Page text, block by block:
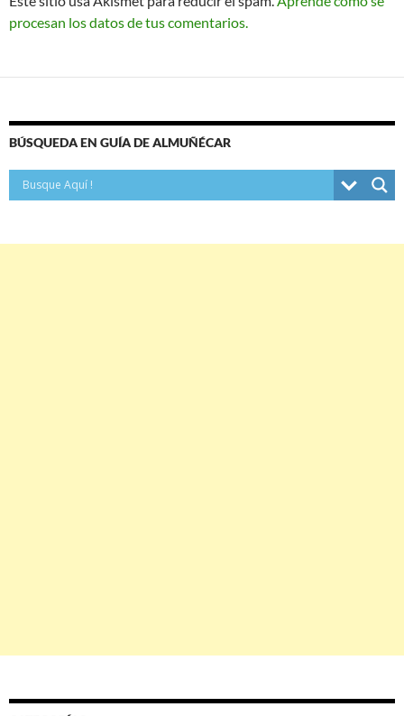
procesan los datos de tus comentarios.
BÚSQUEDA EN GUÍA DE ALMUÑÉCAR